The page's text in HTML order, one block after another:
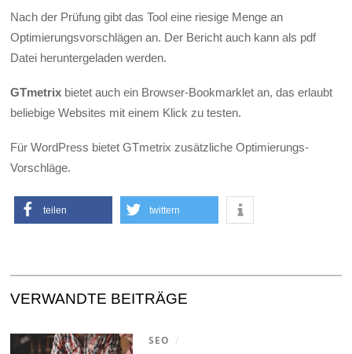
Nach der Prüfung gibt das Tool eine riesige Menge an
Optimierungsvorschlägen an. Der Bericht auch kann als pdf
Datei heruntergeladen werden.
GTmetrix bietet auch ein Browser-Bookmarklet an, das erlaubt
beliebige Websites mit einem Klick zu testen.
Für WordPress bietet GTmetrix zusätzliche Optimierungs-
Vorschläge.
teilen twittern
VERWANDTE BEITRÄGE
SEO /